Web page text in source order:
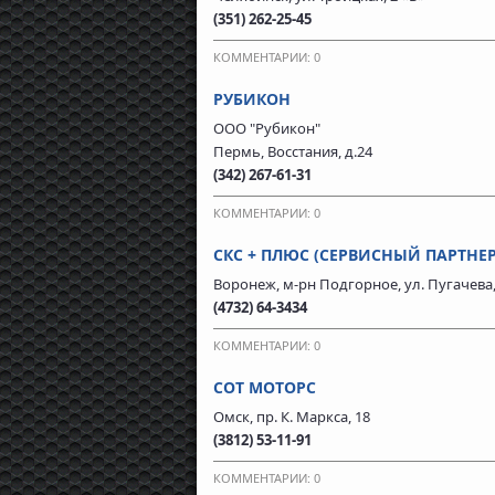
(351) 262-25-45
КОММЕНТАРИИ: 0
РУБИКОН
ООО "Рубикон"
Пермь, Восстания, д.24
(342) 267-61-31
КОММЕНТАРИИ: 0
СКС + ПЛЮС (СЕРВИСНЫЙ
Воронеж, м-рн Подгорное, ул.
(4732) 64-3434
КОММЕНТАРИИ: 0
СОТ МОТОРС
Омск, пр. К. Маркса, 18
(3812) 53-11-91
КОММЕНТАРИИ: 0